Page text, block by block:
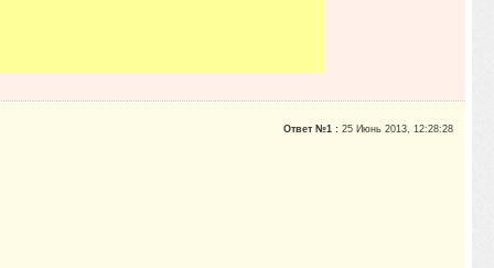
Ответ №1 :25 Июнь 2013, 12:28:28